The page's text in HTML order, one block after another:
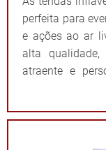
perfeita para
e ações ao ar
alta qualidade,
atraente e
marca de forma
ampla